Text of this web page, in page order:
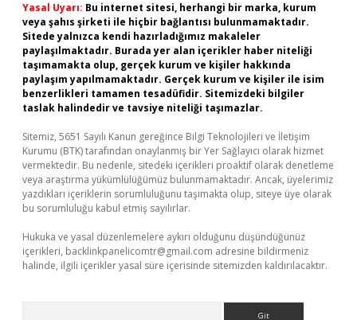
Yasal Uyarı: Bu internet sitesi, herhangi bir marka, kurum
veya şahıs şirketi ile hiçbir bağlantısı bulunmamaktadır.
Sitede yalnızca kendi hazırladığımız makaleler
paylaşılmaktadır. Burada yer alan içerikler haber niteliği
taşımamakta olup, gerçek kurum ve kişiler hakkında
paylaşım yapılmamaktadır. Gerçek kurum ve kişiler ile isim
benzerlikleri tamamen tesadüfidir. Sitemizdeki bilgiler
taslak halindedir ve tavsiye niteliği taşımazlar.
Sitemiz, 5651 Sayılı Kanun gereğince Bilgi Teknolojileri ve İletişim
Kurumu (BTK) tarafından onaylanmış bir Yer Sağlayıcı olarak hizmet
vermektedir. Bu nedenle, sitedeki içerikleri proaktif olarak denetleme
veya araştırma yükümlülüğümüz bulunmamaktadır. Ancak, üyelerimiz
yazdıkları içeriklerin sorumluluğunu taşımakta olup, siteye üye olarak
bu sorumluluğu kabul etmiş sayılırlar.
Hukuka ve yasal düzenlemelere aykırı olduğunu düşündüğünüz
içerikleri, backlinkpanelicomtr@gmail.com adresine bildirmeniz
halinde, ilgili içerikler yasal süre içerisinde sitemizden kaldırılacaktır.